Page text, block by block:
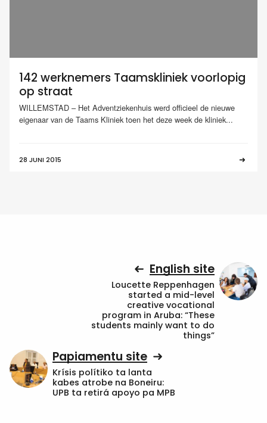
142 werknemers Taamskliniek voorlopig
op straat
WILLEMSTAD – Het Adventziekenhuis werd officieel de nieuwe
eigenaar van de Taams Kliniek toen het deze week de kliniek...
28 JUNI 2015
English site
Loucette Reppenhagen
started a mid-level
creative vocational
program in Aruba: “These
students mainly want to do
things”
Papiamentu site
Krísis polítiko ta lanta
kabes atrobe na Boneiru:
UPB ta retirá apoyo pa MPB